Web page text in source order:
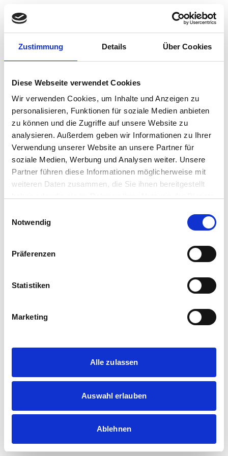
Zustimmung Details Über Cookies
Diese Webseite verwendet Cookies
Wir verwenden Cookies, um Inhalte und Anzeigen zu
personalisieren, Funktionen für soziale Medien anbieten
zu können und die Zugriffe auf unsere Website zu
analysieren. Außerdem geben wir Informationen zu Ihrer
Verwendung unserer Website an unsere Partner für
soziale Medien, Werbung und Analysen weiter. Unsere
Partner führen diese Informationen möglicherweise mit
weiteren Daten zusammen, die Sie ihnen bereitgestellt
Notwendig
Präferenzen
Statistiken
Marketing
Alle zulassen
Auswahl erlauben
Ablehnen
Studio auswählen
Impressum Datenschutz AGB's